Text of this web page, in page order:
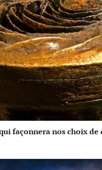
façonnera nos choix